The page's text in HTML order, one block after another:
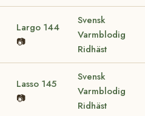
Largo 144
📷
Svensk
Varmblodig
Ridhäst
Lasso 145
📷
Svensk
Varmblodig
Ridhäst